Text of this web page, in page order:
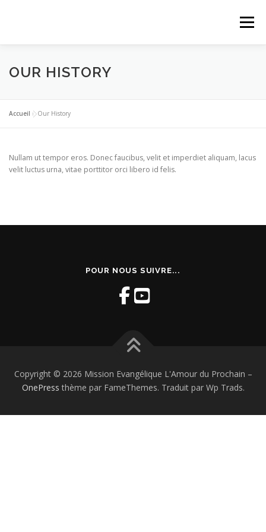
Menu
OUR HISTORY
Accueil »Our History
Nullam ut tempor eros. Donec faucibus, velit et imperdiet aliquam, lacus
velit luctus urna, vitae porttitor orci libero id felis.
POUR NOUS SUIVRE...
Copyright © 2026 Mission Evangélique L'Amour du Prochain –
OnePress thème par FameThemes. Traduit par Wp Trads.